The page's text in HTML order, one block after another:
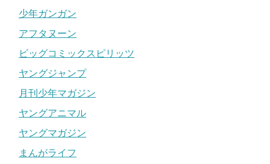
少年ガンガン
アフタヌーン
ビッグコミックスピリッツ
ヤングジャンプ
月刊少年マガジン
ヤングアニマル
ヤングマガジン
まんがライフ